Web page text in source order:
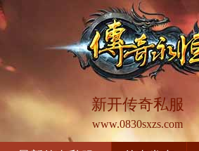
新开传奇私服
www.0830sxzs.com